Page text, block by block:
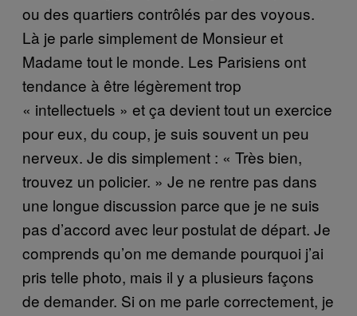
ou des quartiers contrôlés par des voyous.
Là je parle simplement de Monsieur et
Madame tout le monde. Les Parisiens ont
tendance à être légèrement trop
« intellectuels » et ça devient tout un exercice
pour eux, du coup, je suis souvent un peu
nerveux. Je dis simplement : « Très bien,
trouvez un policier. » Je ne rentre pas dans
une longue discussion parce que je ne suis
pas d’accord avec leur postulat de départ. Je
comprends qu’on me demande pourquoi j’ai
pris telle photo, mais il y a plusieurs façons
de demander. Si on me parle correctement, je